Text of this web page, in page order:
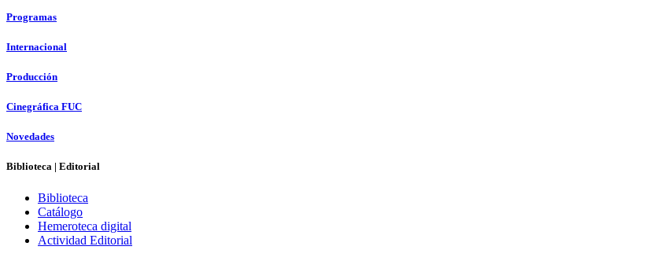
Programas
Internacional
Producción
Cinegráfica FUC
Novedades
Biblioteca | Editorial
Biblioteca
Catálogo
Hemeroteca digital
Actividad Editorial